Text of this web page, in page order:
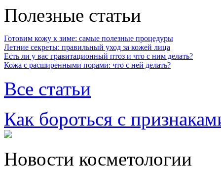
Полезные статьи
Готовим кожу к зиме: самые полезные процедуры
Летние секреты: правильный уход за кожей лица
Есть ли у вас гравитационный птоз и что с ним делать?
Кожа с расширенными порами: что с ней делать?
Все статьи
Как бороться с
Новости косметологии